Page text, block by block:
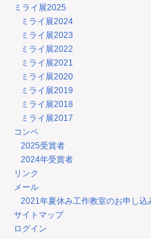
ミライ展2025
ミライ展2024
ミライ展2023
ミライ展2022
ミライ展2021
ミライ展2020
ミライ展2019
ミライ展2018
ミライ展2017
コンペ
2025受賞者
2024年受賞者
リンク
メール
2021年夏休み工作教室のお申し込
サイトマップ
ログイン